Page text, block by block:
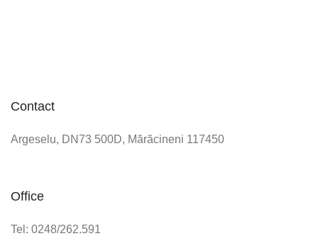
Contact
Argeselu, DN73 500D, Mărăcineni 117450
Office
Tel: 0248/262.591